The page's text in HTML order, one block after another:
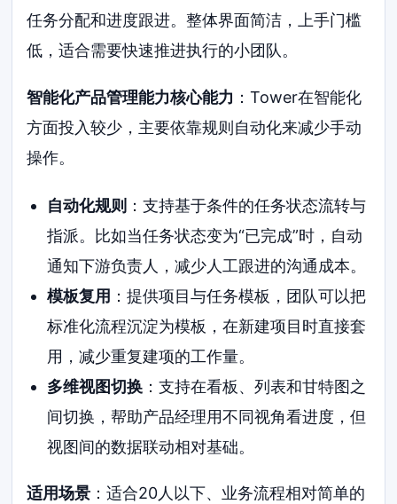
任务分配和进度跟进。整体界面简洁，上手门槛
低，适合需要快速推进执行的小团队。
智能化产品管理能力核心能力 ：Tower在智能化
方面投入较少，主要依靠规则自动化来减少手动
操作。
自动化规则 ：支持基于条件的任务状态流转与
指派。比如当任务状态变为“已完成”时，自动
通知下游负责人，减少人工跟进的沟通成本。
模板复用 ：提供项目与任务模板，团队可以把
标准化流程沉淀为模板，在新建项目时直接套
用，减少重复建项的工作量。
多维视图切换：支持在看板、列表和甘特图之
间切换，帮助产品经理用不同视角看进度，但
视图间的数据联动相对基础。
适用场景 ：适合20人以下、业务流程相对简单的